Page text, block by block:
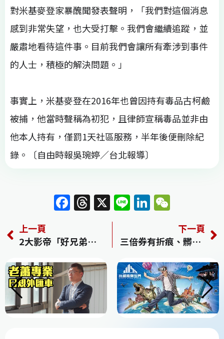
對米基麥登家暴醜聞發表聲明，「我們對這個消息
感到非常失望，也大受打擊。我們會繼續追蹤，並
嚴肅地看待這件事。目前我們會讓所有牽涉到事件
的人士，積極的解決問題。」
事實上，米基麥登在2016年也曾因持有毒品古柯鹼
被捕，他當時聲稱為初犯，且律師宣稱毒品並非由
他本人持有，僅罰1天社區服務，半年後便刪除紀
錄。〔自由時報吳琬婷／台北報導〕
F
a
c
e
b
o
o
k
T
h
a
d
s
X Li
n
e
Li
n
k
e
dI
n
C
h
at
上一頁
2大影帝「好兄弟變仇人」 等了7年展開報復！
下一頁
三倍券有折痕、髒污不能用？ 經濟部說明